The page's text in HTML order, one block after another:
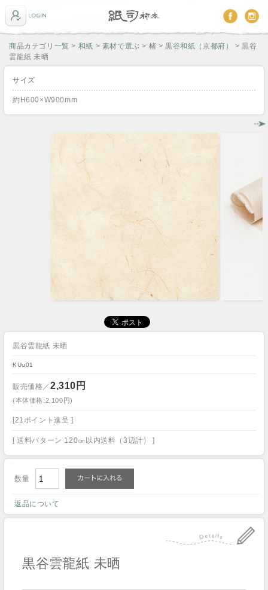
商品カテゴリ一覧 > 和紙 > 素材で選ぶ > 楮 >黒谷和紙（京都府）
> 黒谷
雲龍紙 未晒
サイズ
約H600×W900mm
黒谷雲龍紙 未晒
KUu01
販売価格／2,310円
(本体価格:2,100円)
[21ポイント進呈 ]
[ 送料パターン 120㎝以内送料（3辺計） ]
数量
返品について
黒谷雲龍紙 未晒